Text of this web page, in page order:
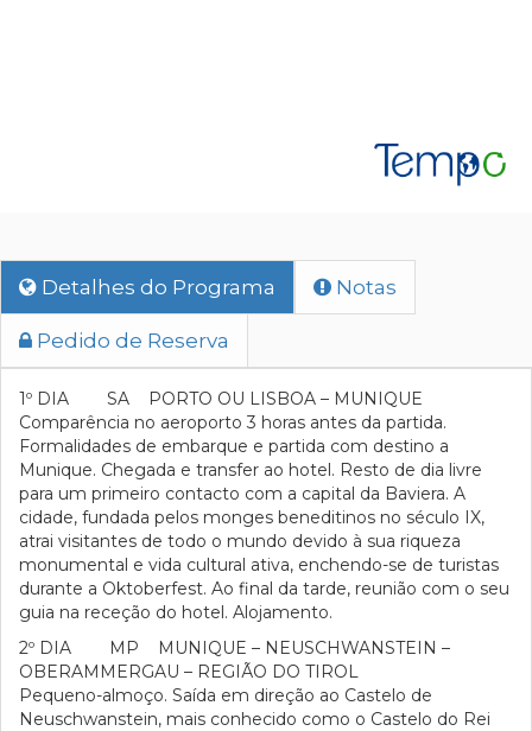
Detalhes do Programa Notas
Pedido de Reserva
1º DIA SA PORTO OU LISBOA – MUNIQUE
Comparência no aeroporto 3 horas antes da partida.
Formalidades de embarque e partida com destino a
Munique. Chegada e transfer ao hotel. Resto de dia livre
para um primeiro contacto com a capital da Baviera. A
cidade, fundada pelos monges beneditinos no século IX,
atrai visitantes de todo o mundo devido à sua riqueza
monumental e vida cultural ativa, enchendo-se de turistas
durante a Oktoberfest. Ao final da tarde, reunião com o seu
guia na receção do hotel. Alojamento.
2º DIA MP MUNIQUE – NEUSCHWANSTEIN –
OBERAMMERGAU – REGIÃO DO TIROL
Pequeno-almoço. Saída em direção ao Castelo de
Neuschwanstein, mais conhecido como o Castelo do Rei